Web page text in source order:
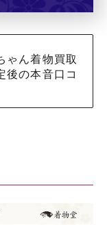
ゃん着物買取
後の本音口コ